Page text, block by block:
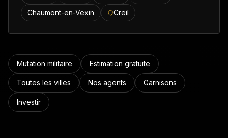
Chaumont-en-Vexin
Creil
Mutation militaire Estimation gratuite
Toutes les villes Nos agents Garnisons
Investir